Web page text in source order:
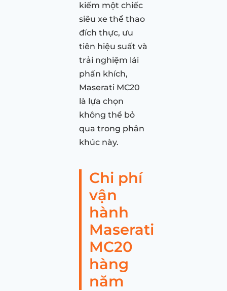
kiếm một chiếc
siêu xe thể thao
đích thực, ưu
tiên hiệu suất và
trải nghiệm lái
phấn khích,
Maserati MC20
là lựa chọn
không thể bỏ
qua trong phân
khúc này.
Chi phí
vận
hành
Maserati
MC20
hàng
năm